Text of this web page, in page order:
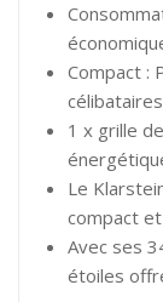
Compact :
1 x grille
Le
compact
Avec ses
étoiles